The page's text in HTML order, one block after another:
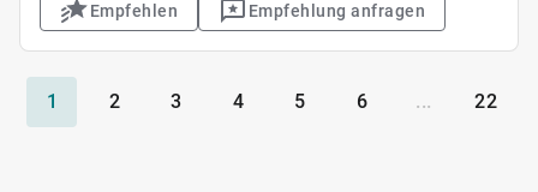
Empfehlen Empfehlung anfragen
1 2 3 4 5 6 ... 22